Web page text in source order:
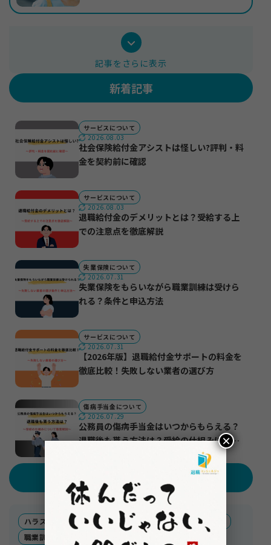
記事をさらに表示
新着記事
サービスについて
2026.08.03
社会保険給付金アシストは怪しい?評判・料
金を契約前に確認
サービスについて
2026.08.03
退職給付金のデメリットとは？受給する上
での注意点を徹底解説
失業保険について
2026.07.31
失業保険をもらいながら職業訓練は受けら
れる？条件と申込方法
サービスについて
2026.07.31
【2026年版】退職給付金サポートの料金を
徹底比較！失敗しない業者の選び方
傷病手当金について
2026.07.29
公務員の傷病手当金はいつからもらえる？
退職後も貰う方法は？受給の仕組みについ
ハラスメント スタートアップ
生活福祉資金貸付制度
職業訓練受講給付金
×